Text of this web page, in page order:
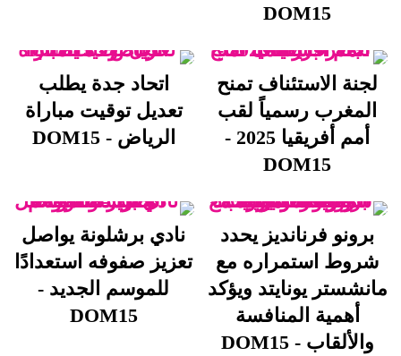
DOM15
لجنة الاستئناف تمنح
المغرب رسمياً لقب
أمم أفريقيا 2025 -
DOM15
اتحاد جدة يطلب
تعديل توقيت مباراة
الرياض - DOM15
برونو فرنانديز يحدد
شروط استمراره مع
مانشستر يونايتد ويؤكد
أهمية المنافسة
والألقاب - DOM15
نادي برشلونة يواصل
تعزيز صفوفه استعدادًا
للموسم الجديد -
DOM15